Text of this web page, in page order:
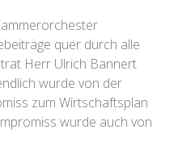
quer durch alle
Herr Ulrich Bannert
wurde von der
zum Wirtschaftsplan
wurde auch von